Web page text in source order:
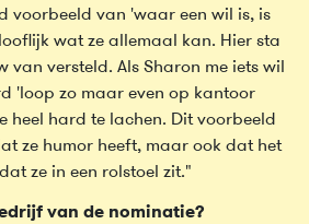
voorbeeld van 'waar een wil is, is
wat ze allemaal kan. Hier sta
van versteld. Als Sharon me iets wil
'loop zo maar even op kantoor
heel hard te lachen. Dit voorbeeld
ze humor heeft, maar ook dat het
ze in een rolstoel zit."
van de nominatie?